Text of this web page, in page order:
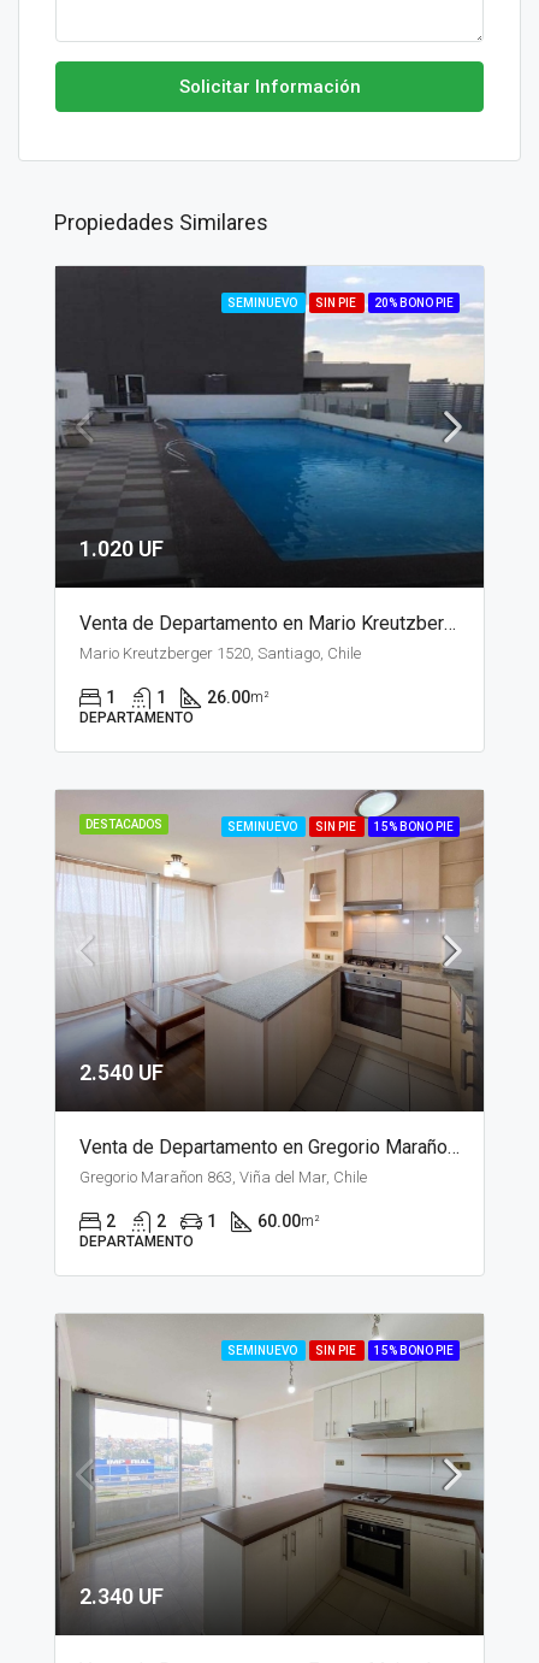
Solicitar Información
Propiedades Similares
SEMINUEVO SIN PIE 20% BONO PIE
1.020 UF
Venta de Departamento en Mario Kreutzberger, Santiago
Mario Kreutzberger 1520, Santiago, Chile
1 1 26.00m²
DEPARTAMENTO
DESTACADOS SEMINUEVO SIN PIE 15% BONO PIE
2.540 UF
Venta de Departamento en Gregorio Marañon, Viña del Mar
Gregorio Marañon 863, Viña del Mar, Chile
2 2 1 60.00m²
DEPARTAMENTO
SEMINUEVO SIN PIE 15% BONO PIE
2.340 UF